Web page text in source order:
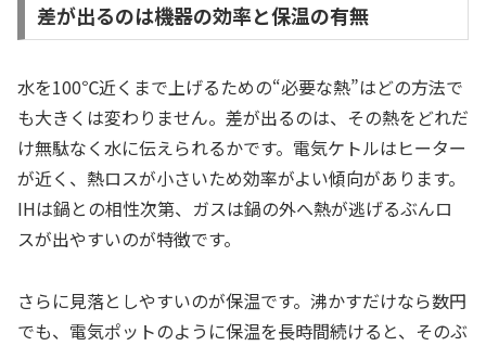
差が出るのは機器の効率と保温の有無
水を100℃近くまで上げるための“必要な熱”はどの方法で
も大きくは変わりません。差が出るのは、その熱をどれだ
け無駄なく水に伝えられるかです。電気ケトルはヒーター
が近く、熱ロスが小さいため効率がよい傾向があります。
IHは鍋との相性次第、ガスは鍋の外へ熱が逃げるぶんロ
スが出やすいのが特徴です。
さらに見落としやすいのが保温です。沸かすだけなら数円
でも、電気ポットのように保温を長時間続けると、そのぶ